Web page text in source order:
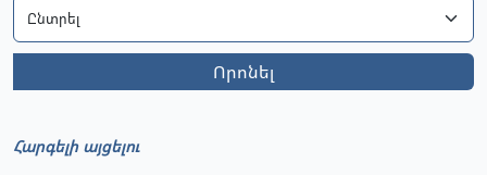
Որոնել
Հարգելի այցելու